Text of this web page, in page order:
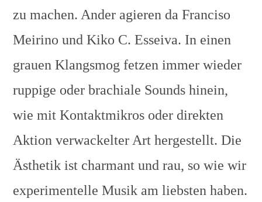
zu machen. Ander agieren da Franciso
Meirino und Kiko C. Esseiva. In einen
grauen Klangsmog fetzen immer wieder
ruppige oder brachiale Sounds hinein,
wie mit Kontaktmikros oder direkten
Aktion verwackelter Art hergestellt. Die
Ästhetik ist charmant und rau, so wie wir
experimentelle Musik am liebsten haben.